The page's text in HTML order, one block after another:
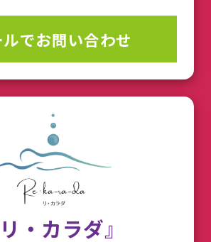
でお問い合わせ
リ・カラダ』